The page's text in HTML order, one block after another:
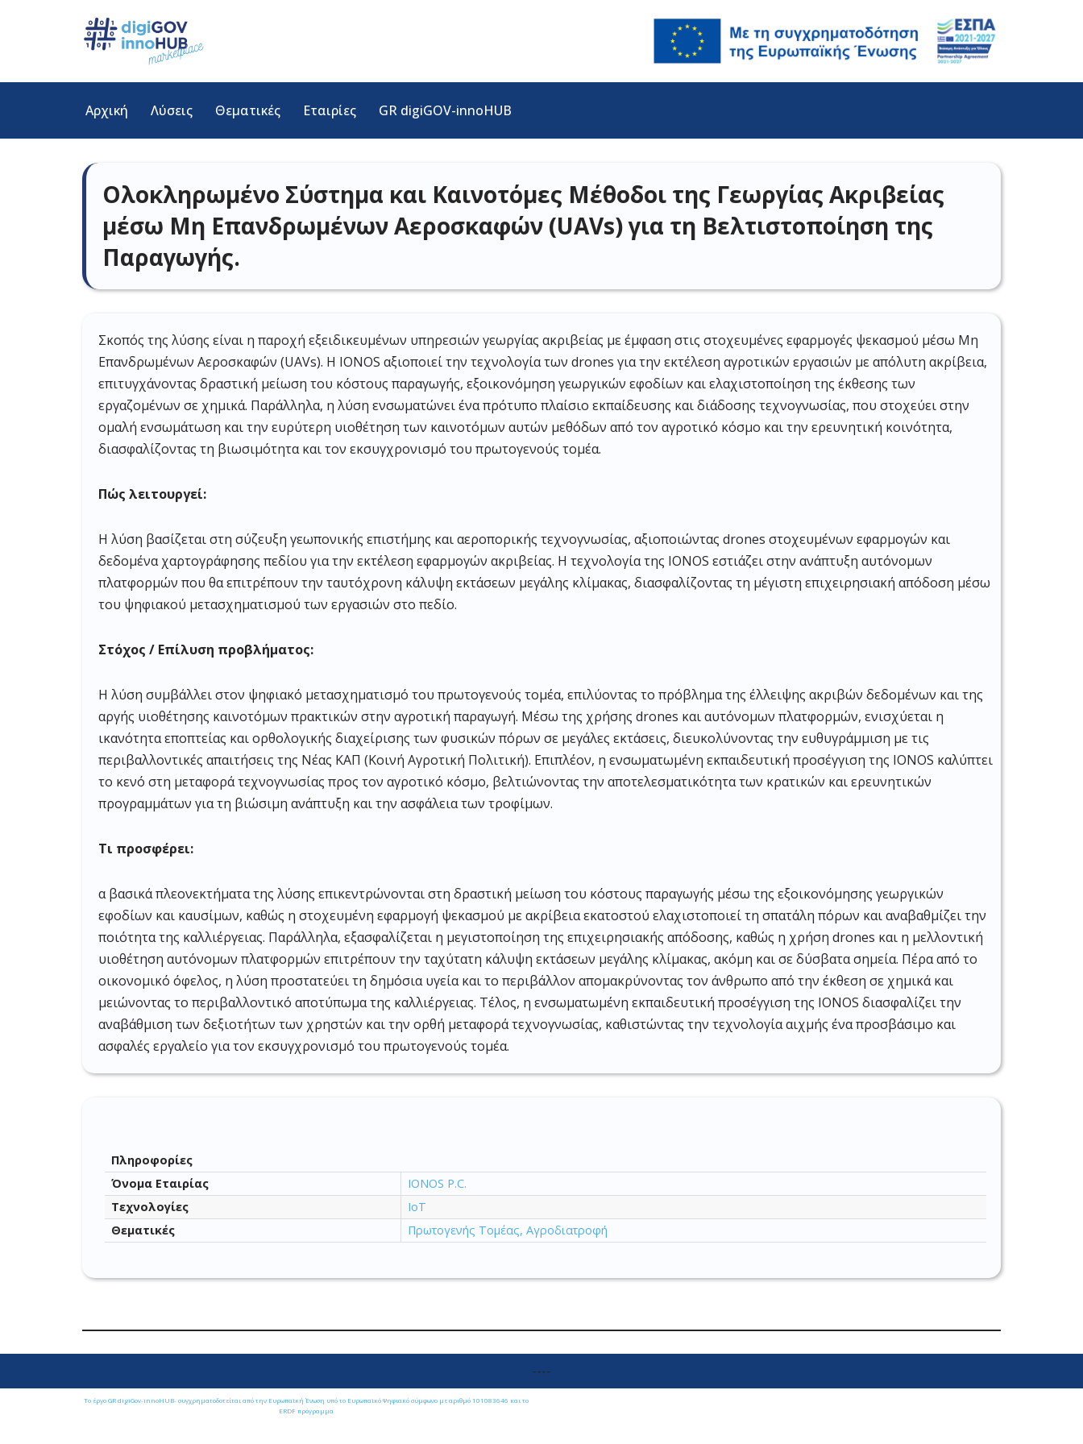
Μεταπηδήστε
περιεχόμενο
Αρχική
Λύσεις Θεματικές Εταιρίες GR digiGOV-innoHUB
Ολοκληρωμένο Σύστημα και Καινοτόμες Μέθοδοι της Γεωργίας Ακριβείας
μέσω Μη Επανδρωμένων Αεροσκαφών (UAVs) για τη Βελτιστοποίηση της
Παραγωγής.
Σκοπός της λύσης είναι η παροχή εξειδικευμένων υπηρεσιών γεωργίας ακριβείας με έμφαση στις στοχευμένες εφαρμογές ψεκασμού μέσω Μη
Επανδρωμένων Αεροσκαφών (UAVs). Η IONOS αξιοποιεί την τεχνολογία των drones για την εκτέλεση αγροτικών εργασιών με απόλυτη ακρίβεια,
επιτυγχάνοντας δραστική μείωση του κόστους παραγωγής, εξοικονόμηση γεωργικών εφοδίων και ελαχιστοποίηση της έκθεσης των
εργαζομένων σε χημικά. Παράλληλα, η λύση ενσωματώνει ένα πρότυπο πλαίσιο εκπαίδευσης και διάδοσης τεχνογνωσίας, που στοχεύει στην
ομαλή ενσωμάτωση και την ευρύτερη υιοθέτηση των καινοτόμων αυτών μεθόδων από τον αγροτικό κόσμο και την ερευνητική κοινότητα,
διασφαλίζοντας τη βιωσιμότητα και τον εκσυγχρονισμό του πρωτογενούς τομέα.
Πώς λειτουργεί:
Η λύση βασίζεται στη σύζευξη γεωπονικής επιστήμης και αεροπορικής τεχνογνωσίας, αξιοποιώντας drones στοχευμένων εφαρμογών και
δεδομένα χαρτογράφησης πεδίου για την εκτέλεση εφαρμογών ακριβείας. Η τεχνολογία της IONOS εστιάζει στην ανάπτυξη αυτόνομων
πλατφορμών που θα επιτρέπουν την ταυτόχρονη κάλυψη εκτάσεων μεγάλης κλίμακας, διασφαλίζοντας τη μέγιστη επιχειρησιακή απόδοση μέσω
του ψηφιακού μετασχηματισμού των εργασιών στο πεδίο.
Στόχος / Επίλυση προβλήματος:
Η λύση συμβάλλει στον ψηφιακό μετασχηματισμό του πρωτογενούς τομέα, επιλύοντας το πρόβλημα της έλλειψης ακριβών δεδομένων και της
αργής υιοθέτησης καινοτόμων πρακτικών στην αγροτική παραγωγή. Μέσω της χρήσης drones και αυτόνομων πλατφορμών, ενισχύεται η
ικανότητα εποπτείας και ορθολογικής διαχείρισης των φυσικών πόρων σε μεγάλες εκτάσεις, διευκολύνοντας την ευθυγράμμιση με τις
περιβαλλοντικές απαιτήσεις της Νέας ΚΑΠ (Κοινή Αγροτική Πολιτική). Επιπλέον, η ενσωματωμένη εκπαιδευτική προσέγγιση της IONOS καλύπτει
το κενό στη μεταφορά τεχνογνωσίας προς τον αγροτικό κόσμο, βελτιώνοντας την αποτελεσματικότητα των κρατικών και ερευνητικών
προγραμμάτων για τη βιώσιμη ανάπτυξη και την ασφάλεια των τροφίμων.
Τι προσφέρει:
α βασικά πλεονεκτήματα της λύσης επικεντρώνονται στη δραστική μείωση του κόστους παραγωγής μέσω της εξοικονόμησης γεωργικών
εφοδίων και καυσίμων, καθώς η στοχευμένη εφαρμογή ψεκασμού με ακρίβεια εκατοστού ελαχιστοποιεί τη σπατάλη πόρων και αναβαθμίζει την
ποιότητα της καλλιέργειας. Παράλληλα, εξασφαλίζεται η μεγιστοποίηση της επιχειρησιακής απόδοσης, καθώς η χρήση drones και η μελλοντική
υιοθέτηση αυτόνομων πλατφορμών επιτρέπουν την ταχύτατη κάλυψη εκτάσεων μεγάλης κλίμακας, ακόμη και σε δύσβατα σημεία. Πέρα από το
οικονομικό όφελος, η λύση προστατεύει τη δημόσια υγεία και το περιβάλλον απομακρύνοντας τον άνθρωπο από την έκθεση σε χημικά και
μειώνοντας το περιβαλλοντικό αποτύπωμα της καλλιέργειας. Τέλος, η ενσωματωμένη εκπαιδευτική προσέγγιση της IONOS διασφαλίζει την
αναβάθμιση των δεξιοτήτων των χρηστών και την ορθή μεταφορά τεχνογνωσίας, καθιστώντας την τεχνολογία αιχμής ένα προσβάσιμο και
ασφαλές εργαλείο για τον εκσυγχρονισμό του πρωτογενούς τομέα.
Πληροφορίες
Όνομα Εταιρίας
IONOS P.C.
Τεχνολογίες
IoT
Θεματικές
Πρωτογενής Τομέας, Αγροδιατροφή
----
Το έργο GR digiGov-innoHUB- συγχρηματοδοτείται από την Ευρωπαϊκή Ένωση υπό το Ευρωπαϊκό Ψηφιακό σύμφωνο με αριθμό 101083646 και το
ERDF πρόγραμμα